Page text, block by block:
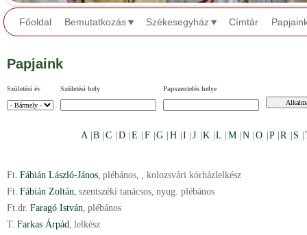
Főoldal Bemutatkozás Székesegyház Címtár
Papjaink
Születési év Születési hely Papszentelés helye
A B |C D |E F |G H I |J K |L M |N |O P |R S |
Ft. Fábián László-János, plébános, , kolozsvári kórházlelkész
Ft. Fábián Zoltán, szentszéki tanácsos, nyug. plébános
Ft.dr. Faragó István, plébános
T. Farkas Árpád, lelkész